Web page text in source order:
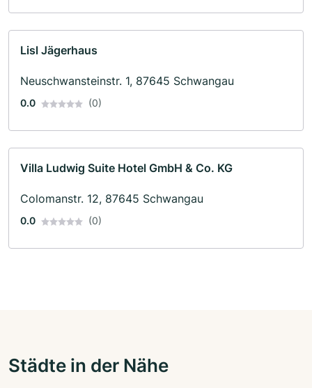
Lisl Jägerhaus
Neuschwansteinstr. 1, 87645 Schwangau
0.0 (0)
Villa Ludwig Suite Hotel GmbH & Co. KG
Colomanstr. 12, 87645 Schwangau
0.0 (0)
Städte in der Nähe